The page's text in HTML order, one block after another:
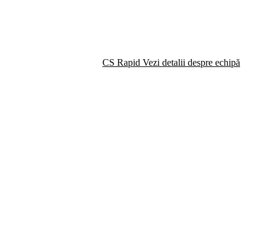
CS Rapid Vezi detalii despre echipă